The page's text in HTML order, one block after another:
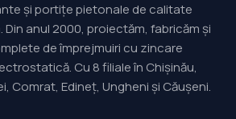
și portițe pietonale de calitate
Din anul 2000, proiectăm, fabricăm și
de împrejmuiri cu zincare
Cu 8 filiale în Chișinău,
Comrat, Edineț, Ungheni și Căușeni.